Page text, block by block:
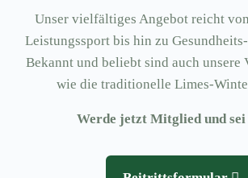
Unser vielfältiges Angebot reicht
Leistungssport bis hin zu
Bekannt und beliebt sind auch unsere
wie die traditionelle Limes-
Werde jetzt Mitglied und sei